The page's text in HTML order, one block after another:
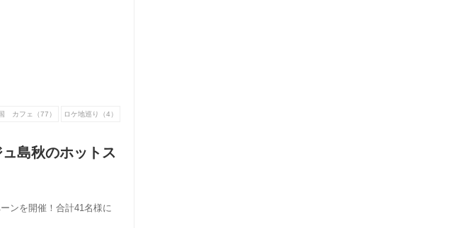
カフェ（77） ロケ地巡り（4）
島秋のホットス
ンを開催！合計41名様に